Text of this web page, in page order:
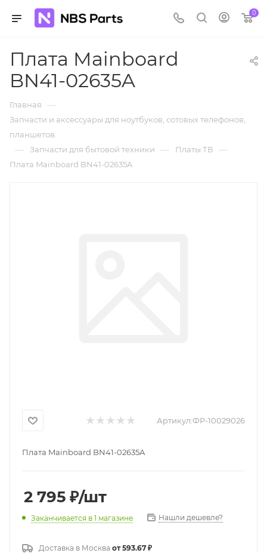
0
Плата Mainboard
BN41-02635A
Главная —
Запчасти и аксессуары для ноутбуков, сотовых телефонов,
планшетов.
— Запчасти для бытовой техники — Платы ТВ —
Плата Mainboard BN41-02635A
Артикул:ФР-10029026
Плата Mainboard BN41-02635A
2 795 ₽/шт
Заканчивается в 1 магазине Нашли дешевле?
Доставка в Москва от 593.67 ₽